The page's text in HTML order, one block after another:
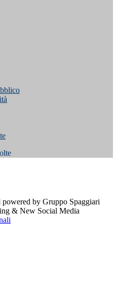
by Gruppo Spaggiari
& New Social Media